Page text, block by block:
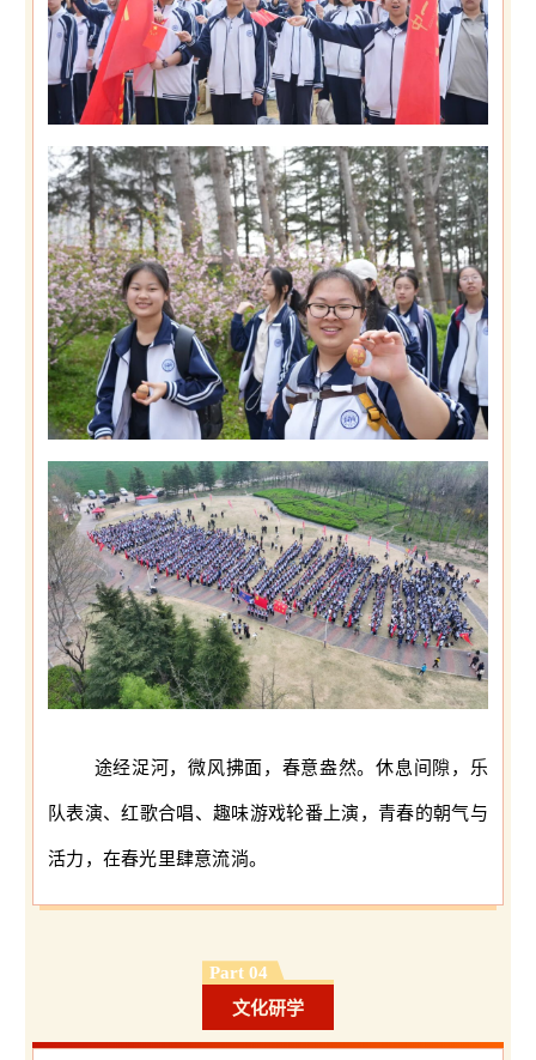
途经浞河，微风拂面，春意盎然。休息间隙，乐
队表演、红歌合唱、趣味游戏轮番上演，青春的朝气与
活力，在春光里肆意流淌。
Part 04
文化研学